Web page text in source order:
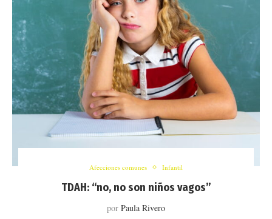
Afecciones comunes Infantil
TDAH: “no, no son niños vagos”
por Paula Rivero